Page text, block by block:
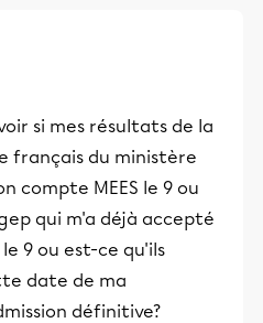
si mes résultats de la
français du ministère
compte MEES le 9 ou
qui m'a déjà accepté
9 ou est-ce qu'ils
date de ma
définitive?